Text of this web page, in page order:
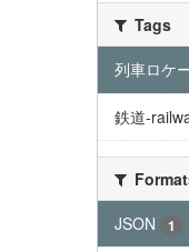
Tags
列車ロケ
鉄道-
JSON
1